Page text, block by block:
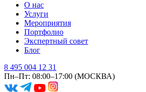
О нас
Услуги
Мероприятия
Портфолио
Экспертный совет
Блог
8 495 004 12 31
Пн–Пт: 08:00–17:00 (МОСКВА)